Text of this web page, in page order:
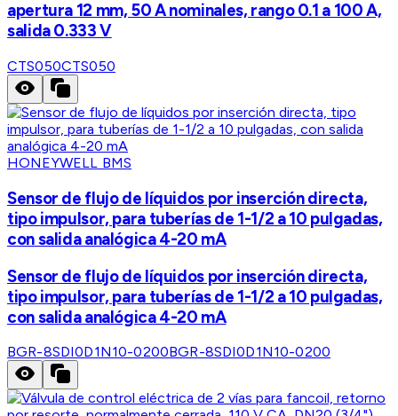
apertura 12 mm, 50 A nominales, rango 0.1 a 100 A,
salida 0.333 V
CTS050CTS050
HONEYWELL BMS
Sensor de flujo de líquidos por inserción directa,
tipo impulsor, para tuberías de 1-1/2 a 10 pulgadas,
con salida analógica 4-20 mA
Sensor de flujo de líquidos por inserción directa,
tipo impulsor, para tuberías de 1-1/2 a 10 pulgadas,
con salida analógica 4-20 mA
BGR-8SDI0D1N10-0200BGR-8SDI0D1N10-0200